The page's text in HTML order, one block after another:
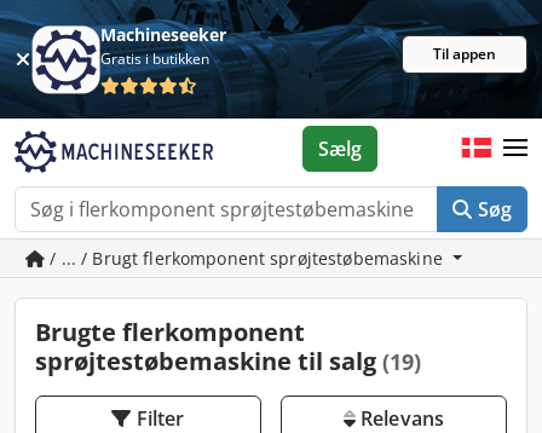
Machineseeker
Gratis i butikken Til appen
Søg
Sælg
/ ... / Brugt flerkomponent sprøjtestøbemaskine
Brugte flerkomponent
sprøjtestøbemaskine til salg (19)
Filter Relevans